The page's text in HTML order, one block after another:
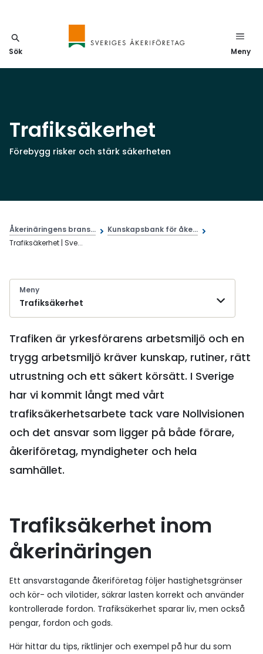
Sök Meny
Trafiksäkerhet
Förebygg risker och stärk säkerheten
Åkerinäringens brans...
Kunskapsbank för åke...
Trafiksäkerhet | Sve...
Meny
Trafiksäkerhet
Trafiken är yrkesförarens arbetsmiljö och en
trygg arbetsmiljö kräver kunskap, rutiner, rätt
utrustning och ett säkert körsätt. I Sverige
har vi kommit långt med vårt
trafiksäkerhetsarbete tack vare Nollvisionen
och det ansvar som ligger på både förare,
åkeriföretag, myndigheter och hela
samhället.
Trafiksäkerhet inom
åkerinäringen
Ett ansvarstagande åkeriföretag följer hastighetsgränser
och kör- och vilotider, säkrar lasten korrekt och använder
kontrollerade fordon. Trafiksäkerhet sparar liv, men också
pengar, fordon och gods.
Här hittar du tips, riktlinjer och exempel på hur du som